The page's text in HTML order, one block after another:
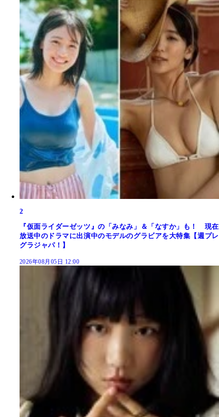
2
『仮面ライダーゼッツ』の「みなみ」＆「なすか」も！ 現在
放送中のドラマに出演中のモデルのグラビアを大特集【週プレ
グラジャパ！】
2026年08月05日 12:00